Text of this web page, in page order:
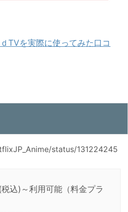
TVを実際に使ってみた口コ
status/131224245
込)～利用可能（料金プラ